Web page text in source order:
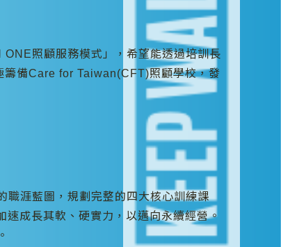
照顧服務模式」，希望能透過培訓長
籌備Care for Taiwan(CFT)照顧學校，發
職涯藍圖，規劃完整的四大核心訓練課
成長其軟、硬實力，以邁向永續經營。